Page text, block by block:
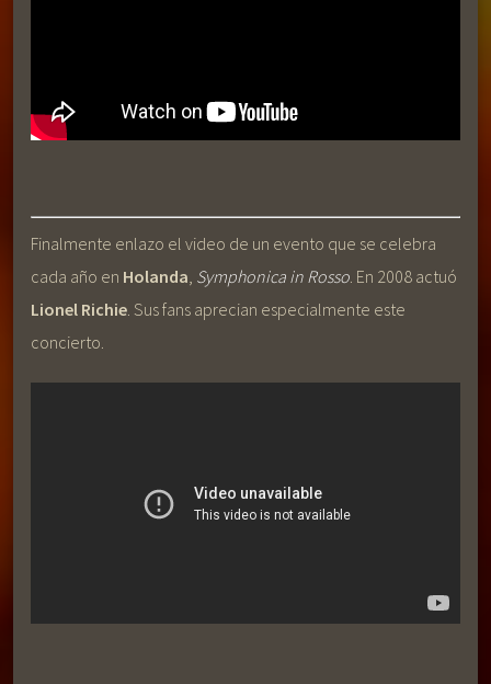
Finalmente enlazo el video de un evento que se celebra
cada año en Holanda Symphonica in Rosso . En 2008 actuó
Lionel Richie . Sus fans aprecian especialmente este
concierto.